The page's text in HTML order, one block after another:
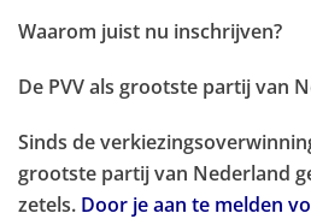
Waarom juist nu inschrijven?
De PVV als grootste partij van
Sinds de
grootste partij van Nederland
zetels. Door je aan te melden